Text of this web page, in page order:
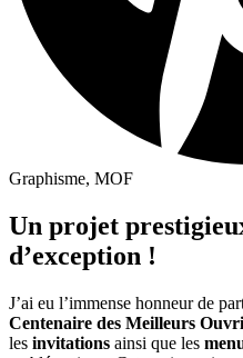
Graphisme, MOF
Un projet
d’exception !
J’ai eu l’immense honneur de
Centenaire des Meilleurs
les invitations ainsi que les